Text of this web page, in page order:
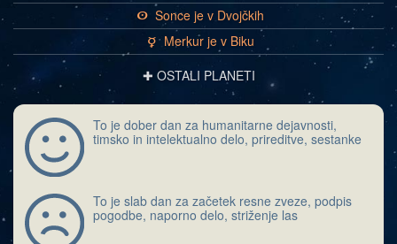
a Sonce je v Dvojčkih
c Merkur je v Biku
✚ OSTALI PLANETI
To je dober dan za humanitarne dejavnosti,
timsko in intelektualno delo, prireditve, sestanke
To je slab dan za začetek resne zveze, podpis
pogodbe, naporno delo, striženje las